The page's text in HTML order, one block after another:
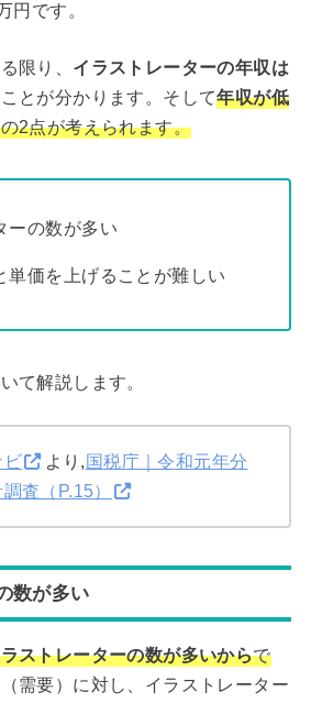
円です。
限り、 イラストレーターの年収は
ことが分かります。そして年収が低
2点が考えられます。
ーの数が多い
単価を上げることが難しい
て解説します。
ビ より, 国税庁｜令和元年分
査（P.15）
数が多い
ストレーターの数が多いからで
需要）に対し、イラストレーター